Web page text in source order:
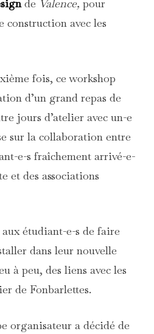
de Valence, pour
construction avec les
fois, ce workshop
d’un grand repas de
jours d’atelier avec un-e
sur la collaboration entre
e-s fraîchement arrivé-e-
et des associations
étudiant-e-s de faire
dans leur nouvelle
à peu, des liens avec les
de Fonbarlettes.
organisateur a décidé de